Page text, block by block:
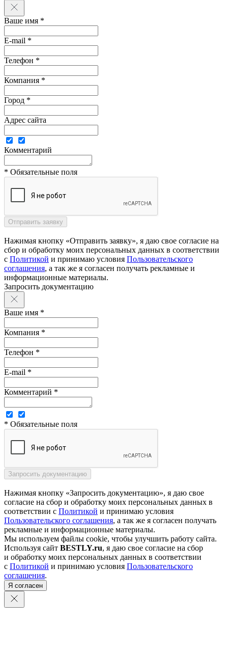
Ваше имя *
E-mail *
Телефон *
Компания *
Город *
Адрес сайта
Комментарий
* Обязательные поля
Нажимая кнопку «Отправить заявку», я даю свое согласие на
сбор и обработку моих персональных данных в соответствии
с Политикой и принимаю условия Пользовательского
соглашения, а так же я согласен получать рекламные и
информационные материалы.
Запросить документацию
Ваше имя *
Компания *
Телефон *
E-mail *
Комментарий *
* Обязательные поля
Нажимая кнопку «Запросить документацию», я даю свое
согласие на сбор и обработку моих персональных данных в
соответствии с Политикой и принимаю условия
Пользовательского соглашения, а так же я согласен получать
рекламные и информационные материалы.
Мы используем файлы cookie, чтобы улучшить работу сайта.
Используя сайт BESTLY.ru, я даю свое согласие на сбор
и обработку моих персональных данных в соответствии
с Политикой и принимаю условия Пользовательского
соглашения.
Я согласен